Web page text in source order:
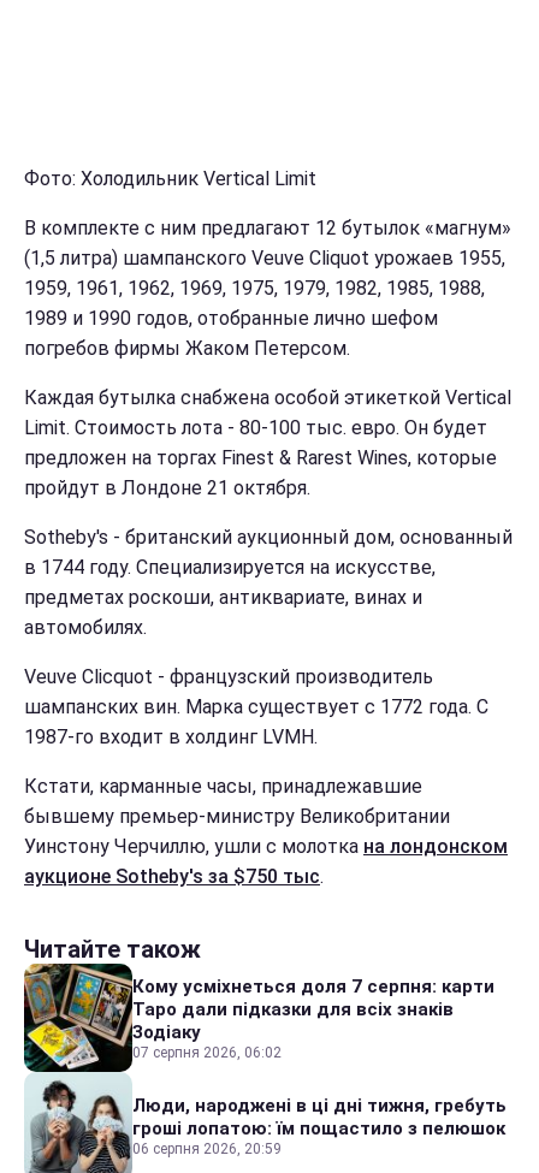
Фото: Холодильник Vertical Limit
В комплекте с ним предлагают 12 бутылок «магнум»
(1,5 литра) шампанского Veuve Cliquot урожаев 1955,
1959, 1961, 1962, 1969, 1975, 1979, 1982, 1985, 1988,
1989 и 1990 годов, отобранные лично шефом
погребов фирмы Жаком Петерсом.
Каждая бутылка снабжена особой этикеткой Vertical
Limit. Стоимость лота - 80-100 тыс. евро. Он будет
предложен на торгах Finest & Rarest Wines, которые
пройдут в Лондоне 21 октября.
Sotheby's - британский аукционный дом, основанный
в 1744 году. Специализируется на искусстве,
предметах роскоши, антиквариате, винах и
автомобилях.
Veuve Clicquot - французский производитель
шампанских вин. Марка существует с 1772 года. С
1987-го входит в холдинг LVMH.
Кстати, карманные часы, принадлежавшие
бывшему премьер-министру Великобритании
Уинстону Черчиллю, ушли с молотка на лондонском
аукционе Sotheby's за $750 тыс.
Читайте також
Кому усміхнеться доля 7 серпня: карти
Таро дали підказки для всіх знаків
Зодіаку
07 серпня 2026, 06:02
Люди, народжені в ці дні тижня, гребуть
гроші лопатою: їм пощастило з пелюшок
06 серпня 2026, 20:59